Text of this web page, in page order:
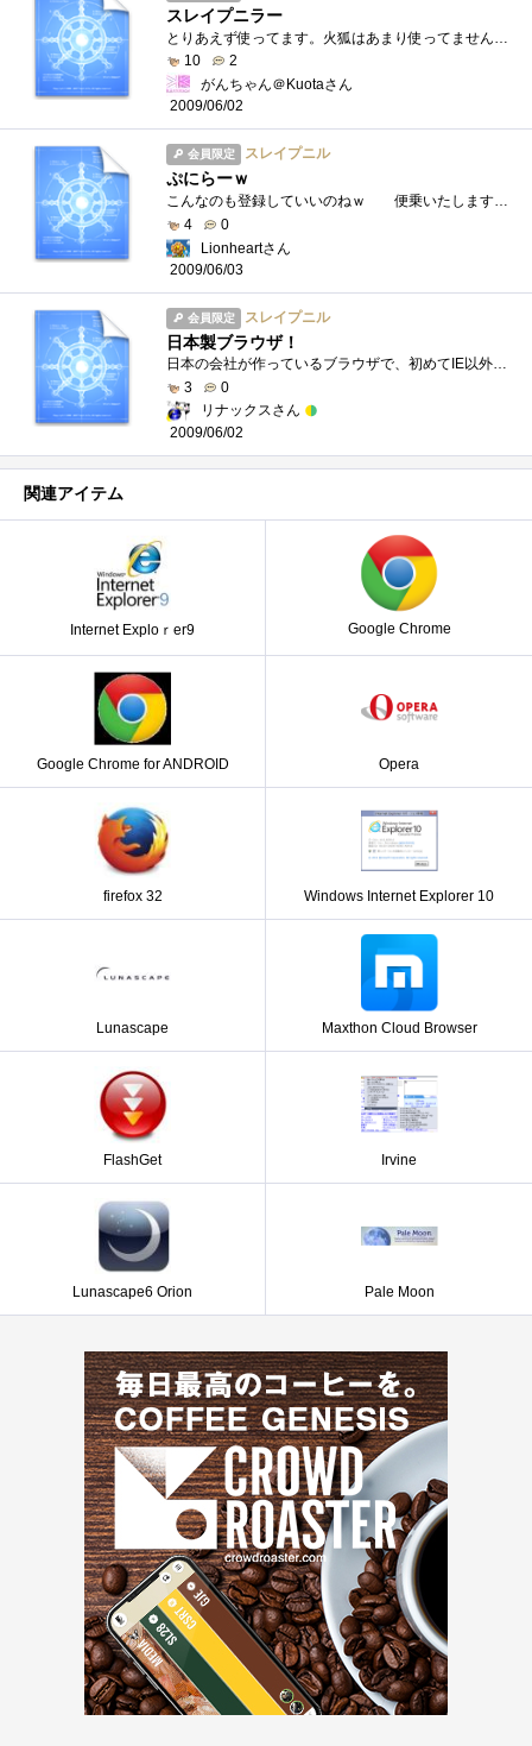
スレイプニラー
10
2
がんちゃん＠Kuotaさん
2009/06/02
会員限定 スレイプニル
ぷにらーｗ
こんなのも登録していいのねｗ 便乗いたします。。登場当初からのユーザーなので「あの事件」も知ってます。作者の柏木さんも大変でした�...
4
0
Lionheartさん
2009/06/03
会員限定 スレイプニル
日本製ブラウザ！
日本の会社が作っているブラウザで、初めてIE以外のブラウザを使ったときのものです。スレイプニルは非常にカスタマイズが豊富で、スキンや使...
3
0
リナックスさん
2009/06/02
関連アイテム
Internet Exploｒer9 Google Chrome
Google Chrome for ANDROID Opera
firefox 32 Windows Internet Explorer 10
Lunascape Maxthon Cloud Browser
FlashGet Irvine
Lunascape6 Orion Pale Moon